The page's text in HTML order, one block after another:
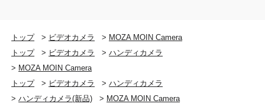
microSDカードスロット USB Type-Cポート
JANコード
743791915411
トップ > ビデオカメラ > MOZA MOIN Camera
トップ
> ビデオカメラ >ハンディカメラ
> MOZA MOIN Camera
トップ
> ビデオカメラ >ハンディカメラ
>ハンディカメラ(新品) > MOZA MOIN Camera